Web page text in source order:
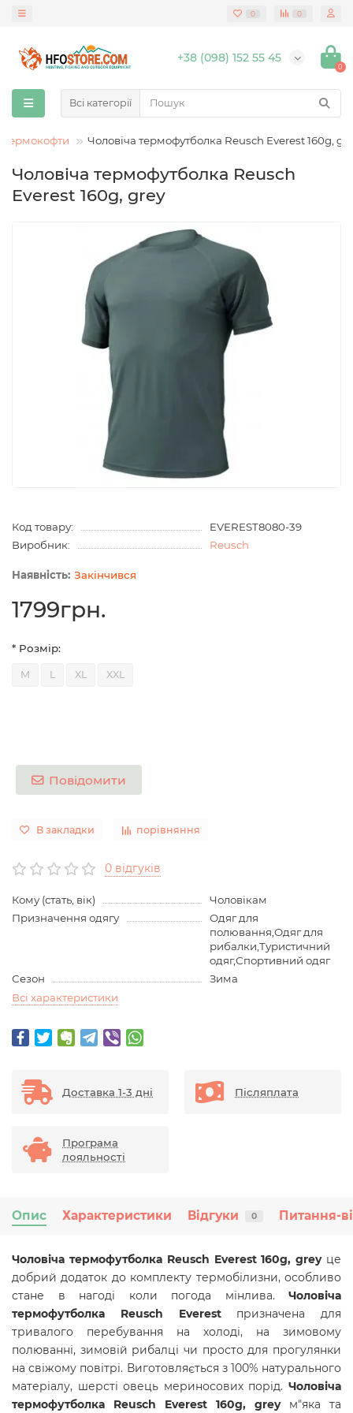
0 0
+38 (098) 152 55 45
0
Всі категорії
термокофти Чоловіча термофутболка Reusch Everest 160g,
Чоловіча термофутболка Reusch
Everest 160g, grey
Код товару:
EVEREST8080-39
Виробник:
Reusch
Закінчився
1799грн.
* Розмір:
M L XL XXL
Повідомити
В закладки порівняння
0 відгуків
Кому (стать, вік)
Чоловікам
Призначення одягу
Одяг для
полювання,Одяг для
рибалки,Туристичний
одяг,Спортивний одяг
Сезон
Зима
Всі характеристики
Доставка 1-3 дні Післяплата
Програма
лояльності
Опис Характеристики Відгуки 0 Питання-
Чоловіча термофутболка Reusch Everest 160g, greyце
добрий додаток до комплекту термобілизни, особливо
стане в нагоді коли погода мінлива. Чоловіча
термофутболка Reusch Everest
призначена для
тривалого перебування на холоді, на зимовому
полюванні, зимовій рибалці чи просто для прогулянки
на свіжому повітрі. Виготовляється з 100% натурального
матеріалу, шерсті овець мериносових порід.Чоловіча
термофутболка Reusch Everest 160g, greyм"яка та